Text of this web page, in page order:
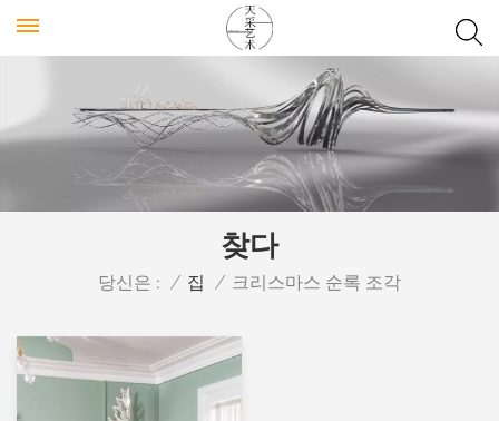
찾다
당신은 : / 집 / 크리스마스 순록 조각